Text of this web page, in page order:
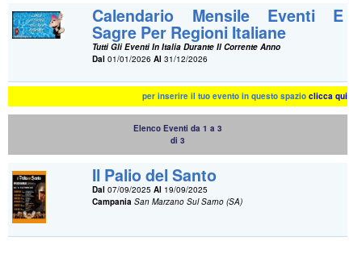
Calendario Mensile Eventi E
Sagre Per Regioni Italiane
Tutti Gli Eventi In Italia Durante Il Corrente Anno
Dal 01/01/2026Al 31/12/2026
per inserire il tuo evento in questo spazioclicca qui
Elenco Eventi da 1 a 3
di 3
Il Palio del Santo
Dal 07/09/2025Al 19/09/2025
Campania San Marzano Sul Sarno (SA)